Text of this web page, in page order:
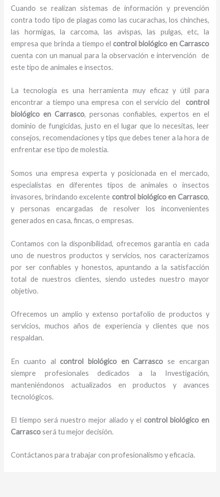
Cuando se realizan sistemas de información y prevención
contra todo tipo de plagas como las cucarachas, los chinches,
las hormigas, la carcoma, las avispas, las pulgas, etc, la
empresa que brinda a tiempo elcontrol biológico en Carrasco
cuenta con un manual para la observación e intervención de
este tipo de animales e insectos.
La tecnología es una herramienta muy eficaz y útil para
encontrar a tiempo una empresa con el servicio del control
biológico en Carrasco, personas confiables, expertos en el
dominio de fungicidas, justo en el lugar que lo necesitas, leer
consejos, recomendaciones y tips que debes tener a la hora de
enfrentar ese tipo de molestia.
Somos una empresa experta y posicionada en el mercado,
especialistas en diferentes tipos de animales o insectos
invasores, brindando excelente control biológico en Carrasco,
y personas encargadas de resolver los inconvenientes
generados en casa, fincas, o empresas.
Contamos con la disponibilidad, ofrecemos garantía en cada
uno de nuestros productos y servicios, nos caracterizamos
por ser confiables y honestos, apuntando a la satisfacción
total de nuestros clientes, siendo ustedes nuestro mayor
objetivo.
Ofrecemos un amplio y extenso portafolio de productos y
servicios, muchos años de experiencia y clientes que nos
respaldan.
En cuanto alcontrol biológico en Carrasco se encargan
siempre profesionales dedicados a la Investigación,
manteniéndonos actualizados en productos y avances
tecnológicos.
El tiempo será nuestro mejor aliado y el control biológico en
Carrascoserá tu mejor decisión.
Contáctanos para trabajar con profesionalismo y eficacia.